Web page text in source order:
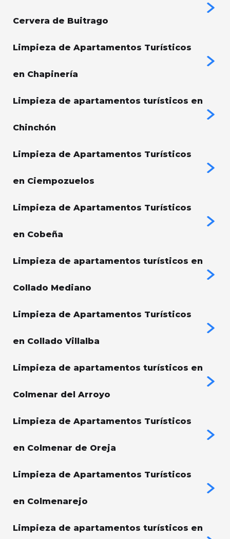
Cervera de Buitrago
Limpieza de Apartamentos Turísticos
en Chapinería
Limpieza de apartamentos turísticos en
Chinchón
Limpieza de Apartamentos Turísticos
en Ciempozuelos
Limpieza de Apartamentos Turísticos
en Cobeña
Limpieza de apartamentos turísticos en
Collado Mediano
Limpieza de Apartamentos Turísticos
en Collado Villalba
Limpieza de apartamentos turísticos en
Colmenar del Arroyo
Limpieza de Apartamentos Turísticos
en Colmenar de Oreja
Limpieza de Apartamentos Turísticos
en Colmenarejo
Limpieza de apartamentos turísticos en